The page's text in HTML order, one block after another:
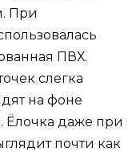
При
ПВХ.
слегка
на фоне
Ёлочка даже при
почти как